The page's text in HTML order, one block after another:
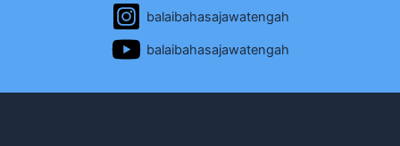
balaibahasajawatengah
balaibahasajawatengah